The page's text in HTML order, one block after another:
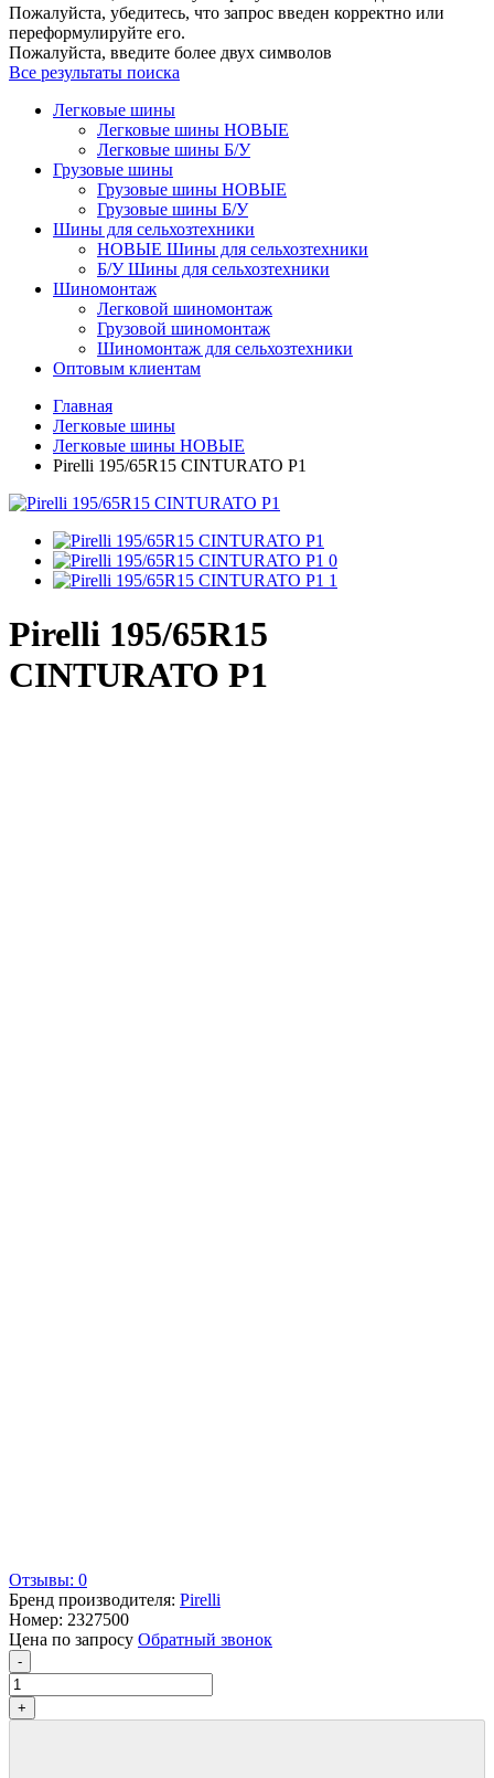
Пожалуйста, убедитесь, что запрос введен корректно или
переформулируйте его.
Пожалуйста, введите более двух символов
Все результаты поиска
Легковые шины
Легковые шины НОВЫЕ
Легковые шины Б/У
Грузовые шины
Грузовые шины НОВЫЕ
Грузовые шины Б/У
Шины для сельхозтехники
НОВЫЕ Шины для сельхозтехники
Б/У Шины для сельхозтехники
Шиномонтаж
Легковой шиномонтаж
Грузовой шиномонтаж
Шиномонтаж для сельхозтехники
Оптовым клиентам
Главная
Легковые шины
Легковые шины НОВЫЕ
Pirelli 195/65R15 CINTURATO P1
Pirelli 195/65R15
CINTURATO P1
Отзывы: 0
Бренд производителя: Pirelli
Номер: 2327500
Цена по запросу Обратный звонок
-
+